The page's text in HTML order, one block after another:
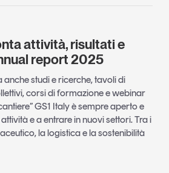
attività, risultati e
report 2025
anche studi e ricerche, tavoli di
corsi di formazione e webinar
GS1 Italy è sempre aperto e
e a entrare in nuovi settori. Tra i
la logistica e la sostenibilità